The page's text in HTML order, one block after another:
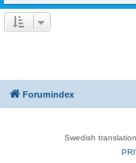
Forumindex
Swedish